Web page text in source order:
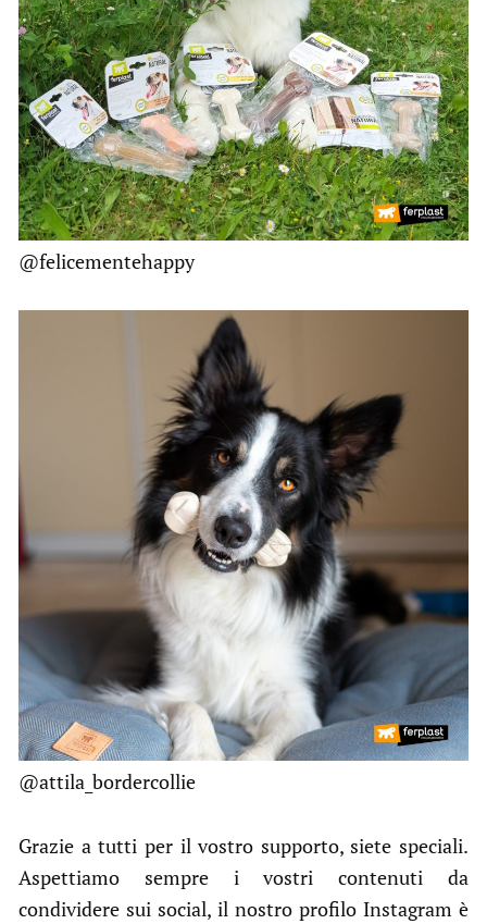
@felicementehappy
@attila_bordercollie
Grazie a tutti per il vostro supporto, siete speciali.
Aspettiamo sempre i vostri contenuti da
condividere sui social, il nostro profilo Instagram è